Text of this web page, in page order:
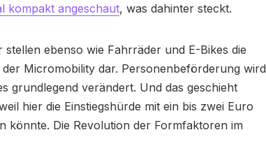
kompakt angeschaut, was dahinter steckt.
stellen ebenso wie Fahrräder und E-Bikes die
Micromobility dar. Personenbeförderung wird
grundlegend verändert. Und das geschieht
hier die Einstiegshürde mit ein bis zwei Euro
könnte. Die Revolution der Formfaktoren im